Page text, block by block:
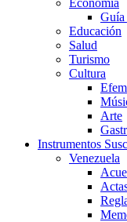
Economía
Guía
Educación
Salud
Turismo
Cultura
Arte
Instrumentos
Venezuela